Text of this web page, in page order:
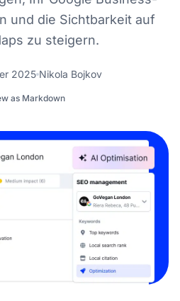
und die Sichtbarkeit auf
zu steigern.
2025 Nikola Bojkov
as Markdown